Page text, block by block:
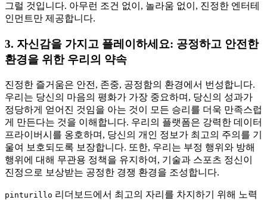
그럴 것입니다. 아무런 조건 없이, 놀라움 없이, 진정한 엔터테
인먼트만 제공합니다.
3. 자신감을 가지고 플레이하세요: 공정하고 안전한
환경을 위한 우리의 약속
진정한 즐거움은 안전, 존중, 공정함의 환경에서 번성합니다.
우리는 당신의 마음의 평화가 가장 중요하며, 당신의 성과가
정당하게 얻어진 것임을 아는 것이 모든 승리를 더욱 만족스럽
게 만든다는 것을 이해합니다. 우리의 플랫폼은 강력한 데이터
프라이버시를 옹호하며, 당신의 개인 정보가 최고의 주의를 기
울여 보호되도록 보장합니다. 또한, 우리는 부정 행위와 방해
행위에 대해 무관용 정책을 유지하여, 기술과 스포츠 정신이
진정으로 보상받는 공정한 경쟁 환경을 조성합니다.
pinturillo 리더보드에서 최고의 자리를 차지하기 위해 노력